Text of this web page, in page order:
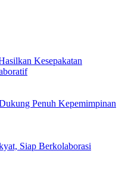
Kesepakatan
Penuh Kepemimpinan
Siap Berkolaborasi